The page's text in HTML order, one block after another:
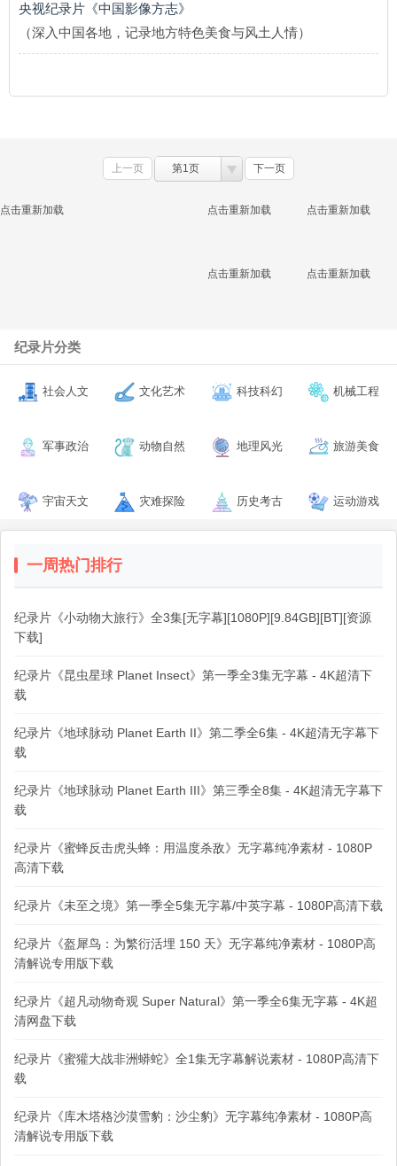
央视纪录片《中国影像方志》
（深入中国各地，记录地方特色美食与风土人情）
上一页 第1页 下一页
点击重新加载 点击重新加载 点击重新加载
点击重新加载 点击重新加载
纪录片分类
社会人文 文化艺术 科技科幻 机械工程
军事政治 动物自然 地理风光 旅游美食
宇宙天文 灾难探险 历史考古 运动游戏
一周热门排行
纪录片《小动物大旅行》全3集[无字幕][1080P][9.84GB][BT][资源
下载]
纪录片《昆虫星球 Planet Insect》第一季全3集无字幕 - 4K超清下
载
纪录片《地球脉动 Planet Earth II》第二季全6集 - 4K超清无字幕下
载
纪录片《地球脉动 Planet Earth III》第三季全8集 - 4K超清无字幕下
载
纪录片《蜜蜂反击虎头蜂：用温度杀敌》无字幕纯净素材 - 1080P
高清下载
纪录片《未至之境》第一季全5集无字幕/中英字幕 - 1080P高清下载
纪录片《盔犀鸟：为繁衍活埋 150 天》无字幕纯净素材 - 1080P高
清解说专用版下载
纪录片《超凡动物奇观 Super Natural》第一季全6集无字幕 - 4K超
清网盘下载
纪录片《蜜獾大战非洲蟒蛇》全1集无字幕解说素材 - 1080P高清下
载
纪录片《库木塔格沙漠雪豹：沙尘豹》无字幕纯净素材 - 1080P高
清解说专用版下载